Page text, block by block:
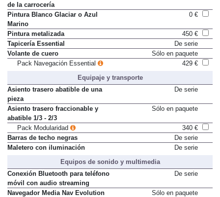
de la carrocería
Pintura Blanco Glaciar o Azul
Marino
0 €
Pintura metalizada
450 €
Tapicería Essential
De serie
Volante de cuero
Sólo en paquete
Pack Navegación Essential
429 €
Equipaje y transporte
Asiento trasero abatible de una
pieza
De serie
Asiento trasero fraccionable y
abatible 1/3 - 2/3
Sólo en paquete
Pack Modularidad
340 €
Barras de techo negras
De serie
Maletero con iluminación
De serie
Equipos de sonido y multimedia
Conexión Bluetooth para teléfono
móvil con audio streaming
De serie
Navegador Media Nav Evolution
Sólo en paquete